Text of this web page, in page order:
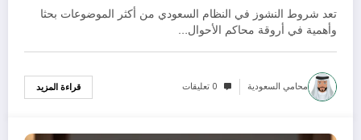
​تعد شروط النشوز في النظام السعودي من أكثر الموضوعات بحثا
وأهمية في أروقة محاكم الأحوال…
محامي السعودية 0 تعليقات قراءة المزيد